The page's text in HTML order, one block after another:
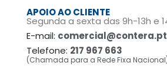
APOIO AO CLIENTE
Segunda a sexta das 9h-13h e
E-mail: comercial@contera.pt
Telefone: 217 967 663
(Chamada para a Rede Fixa